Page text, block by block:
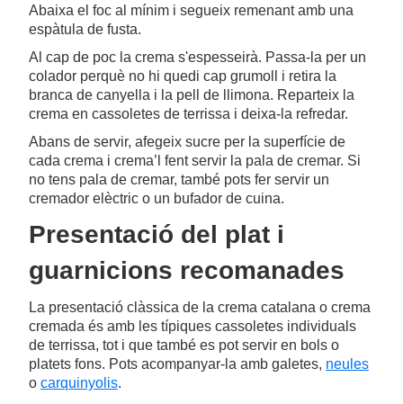
Abaixa el foc al mínim i segueix remenant amb una
espàtula de fusta.
Al cap de poc la crema s'espesseirà. Passa-la per un
colador perquè no hi quedi cap grumoll i retira la
branca de canyella i la pell de llimona. Reparteix la
crema en cassoletes de terrissa i deixa-la refredar.
Abans de servir, afegeix sucre per la superfície de
cada crema i crema’l fent servir la pala de cremar. Si
no tens pala de cremar, també pots fer servir un
cremador elèctric o un bufador de cuina.
Presentació del plat i
guarnicions recomanades
La presentació clàssica de la crema catalana o crema
cremada és amb les típiques cassoletes individuals
de terrissa, tot i que també es pot servir en bols o
platets fons. Pots acompanyar-la amb galetes, neules
o carquinyolis.